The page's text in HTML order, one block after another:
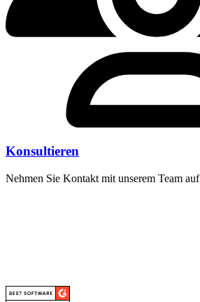
Konsultieren
Nehmen Sie Kontakt mit unserem Team auf